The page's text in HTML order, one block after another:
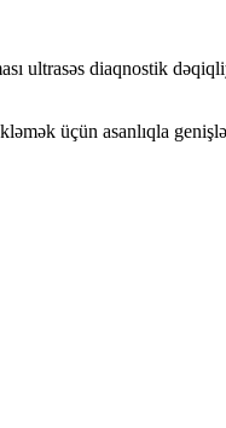
ultrasəs diaqnostik
üçün asanlıqla